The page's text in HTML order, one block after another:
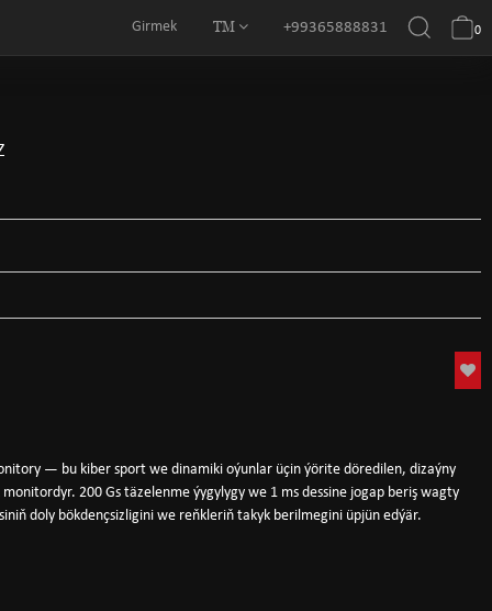
Girmek TM +99365888831 0
— bu kiber sport we dinamiki oýunlar üçin ýörite döredilen, dizaýny
200 Gs täzelenme ýygylygy we 1 ms dessine jogap beriş wagty
doly bökdençsizligini we reňkleriň takyk berilmegini üpjün edýär.